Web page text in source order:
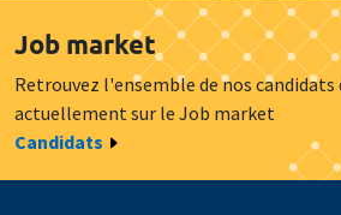
Job market
Retrouvez l'ensemble de nos
actuellement sur le Job market
Candidats